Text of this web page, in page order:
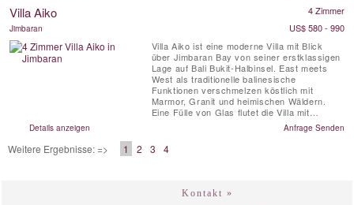
Pandawa Beach zum Entspannen ein,
während einige der besten Surfstrände...
Villa Aiko 4 Zimmer
Jimbaran
US$ 580 - 990
Villa Aiko ist eine moderne Villa mit Blick
über Jimbaran Bay von seiner erstklassigen
Lage auf Bali Bukit-Halbinsel. East meets
West als traditionelle balinesische
Funktionen verschmelzen köstlich mit
Marmor, Granit und heimischen Wäldern.
Eine Fülle von Glas flutet die Villa mit
Sonnenlicht und liefert nahtlose Blick auf
gepflegten Rasenflächen, beruhigende
Wasserspiele und eine verführerische
Infinity-Sportbecken.
Details anzeigen Anfrage Senden
Weitere Ergebnisse: => 1 2 3 4
Kontakt »